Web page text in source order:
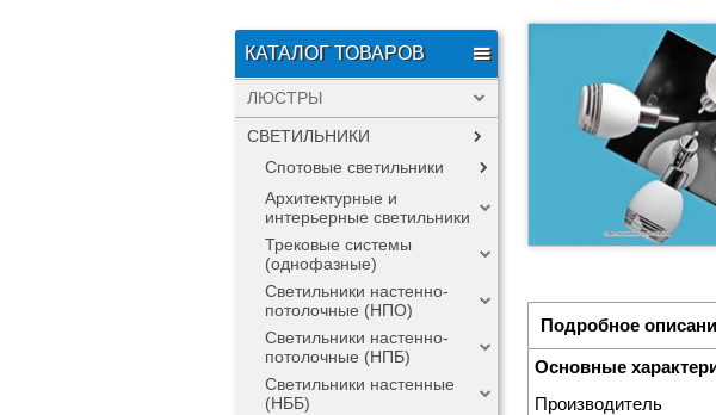
КАТАЛОГ ТОВАРОВ
ЛЮСТРЫ
СВЕТИЛЬНИКИ
Спотовые светильники
Архитектурные и
интерьерные светильники
Трековые системы
(однофазные)
Светильники настенно-
потолочные (НПО)
Светильники настенно-
потолочные (НПБ)
Светильники настенные
(НББ)
Подробное
Основные
Производитель